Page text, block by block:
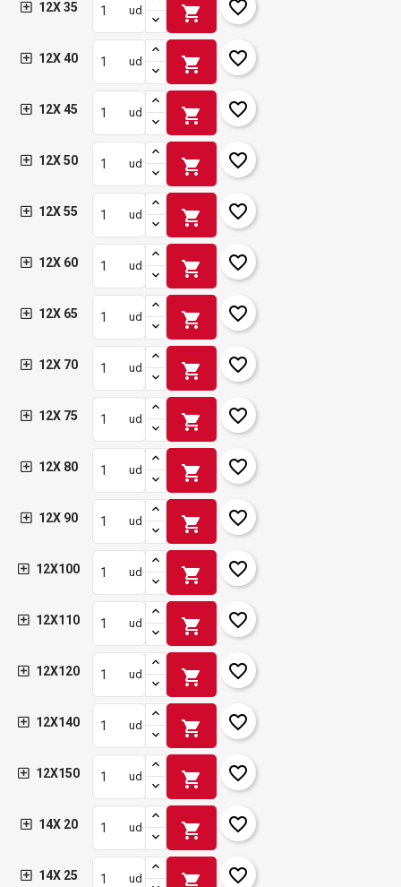
12X 35 ud shopping_cart favorite_border
12X 40 ud shopping_cart favorite_border
12X 45 ud shopping_cart favorite_border
12X 50 ud shopping_cart favorite_border
12X 55 ud shopping_cart favorite_border
12X 60 ud shopping_cart favorite_border
12X 65 ud shopping_cart favorite_border
12X 70 ud shopping_cart favorite_border
12X 75 ud shopping_cart favorite_border
12X 80 ud shopping_cart favorite_border
12X 90 ud shopping_cart favorite_border
12X100 ud shopping_cart favorite_border
12X110 ud shopping_cart favorite_border
12X120 ud shopping_cart favorite_border
12X140 ud shopping_cart favorite_border
12X150 ud shopping_cart favorite_border
14X 20 ud shopping_cart favorite_border
14X 25 ud shopping_cart favorite_border